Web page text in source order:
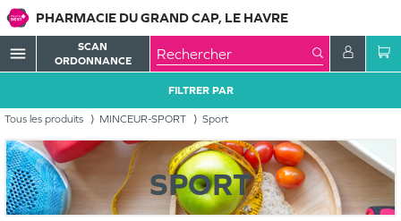
PHARMACIE DU GRAND CAP, LE HAVRE
menu
SCAN
ORDONNANCE
Tous les produits MINCEUR-SPORT Sport
FILTRER PAR
SPORT